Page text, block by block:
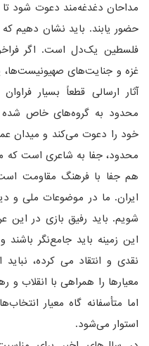
مداحان دغدغه‌مند دعوت شود
حضور یابند. باید نشان دهیم
فلسطین یک‌دل است. اگر
غزه و جنایت‌های صهیونیست‌ها،
آثار ارسالی قطعاً بسیار
محدود به گروه‌های خاص شده
خود را دعوت می‌کند و میدان
محدود، جفا به شاعری است
هم جفا با فرهنگ مقاومت
ایران. ما در موضوعات ملی و
شویم. باید رفیق بازی در این
این زمینه باید جامع‌نگر
نقدی و انتقاد می کرده،
معیارها را همراهی با
اما متأسفانه گاه معیار
استوار می‌شود.